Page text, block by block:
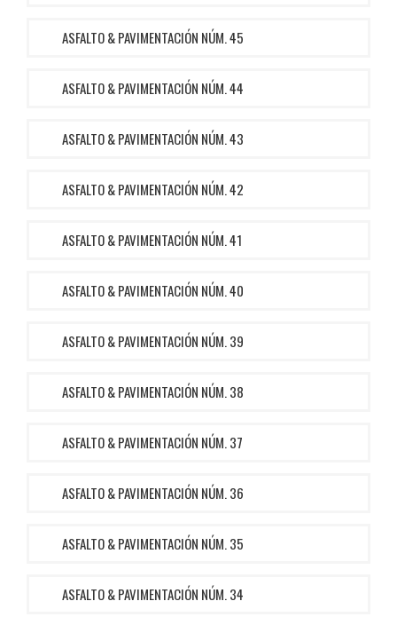
ASFALTO & PAVIMENTACIÓN NÚM. 45
ASFALTO & PAVIMENTACIÓN NÚM. 44
ASFALTO & PAVIMENTACIÓN NÚM. 43
ASFALTO & PAVIMENTACIÓN NÚM. 42
ASFALTO & PAVIMENTACIÓN NÚM. 41
ASFALTO & PAVIMENTACIÓN NÚM. 40
ASFALTO & PAVIMENTACIÓN NÚM. 39
ASFALTO & PAVIMENTACIÓN NÚM. 38
ASFALTO & PAVIMENTACIÓN NÚM. 37
ASFALTO & PAVIMENTACIÓN NÚM. 36
ASFALTO & PAVIMENTACIÓN NÚM. 35
ASFALTO & PAVIMENTACIÓN NÚM. 34